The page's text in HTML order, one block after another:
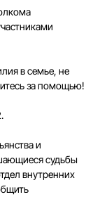
в семье, не
за помощью!
и
судьбы
внутренних